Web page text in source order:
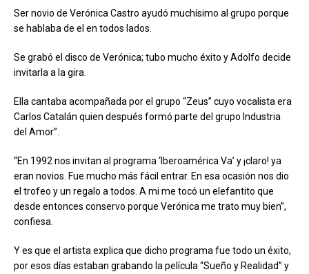
Ser novio de Verónica Castro ayudó muchísimo al grupo porque
se hablaba de el en todos lados.
Se grabó el disco de Verónica; tubo mucho éxito y Adolfo decide
invitarla a la gira.
Ella cantaba acompañada por el grupo “Zeus” cuyo vocalista era
Carlos Catalán quien después formó parte del grupo Industria
del Amor”.
“En 1992 nos invitan al programa ‘Iberoamérica Va’ y ¡claro! ya
eran novios. Fue mucho más fácil entrar. En esa ocasión nos dio
el trofeo y un regalo a todos. A mi me tocó un elefantito que
desde entonces conservo porque Verónica me trato muy bien”,
confiesa.
Y es que el artista explica que dicho programa fue todo un éxito,
por esos días estaban grabando la película “Sueño y Realidad” y